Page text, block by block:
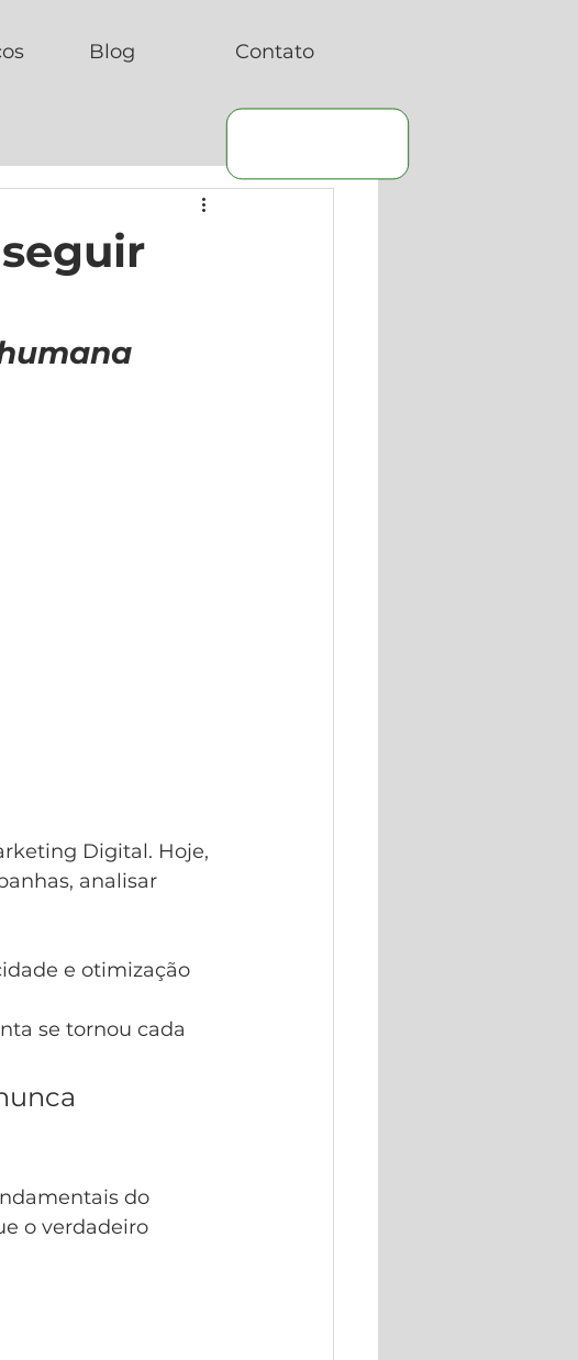
Blog Contato
Digital. Hoje,
analisar
e otimização
se tornou cada
do
o verdadeiro